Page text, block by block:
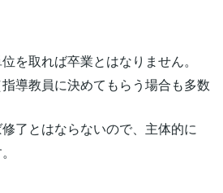
を取れば卒業とはなりません。
導教員に決めてもらう場合も多数
了とはならないので、主体的に